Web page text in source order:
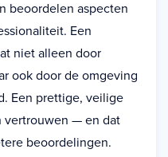
beoordelen aspecten
Een
niet alleen door
ook door de omgeving
Een prettige, veilige
vertrouwen — en dat
beoordelingen.